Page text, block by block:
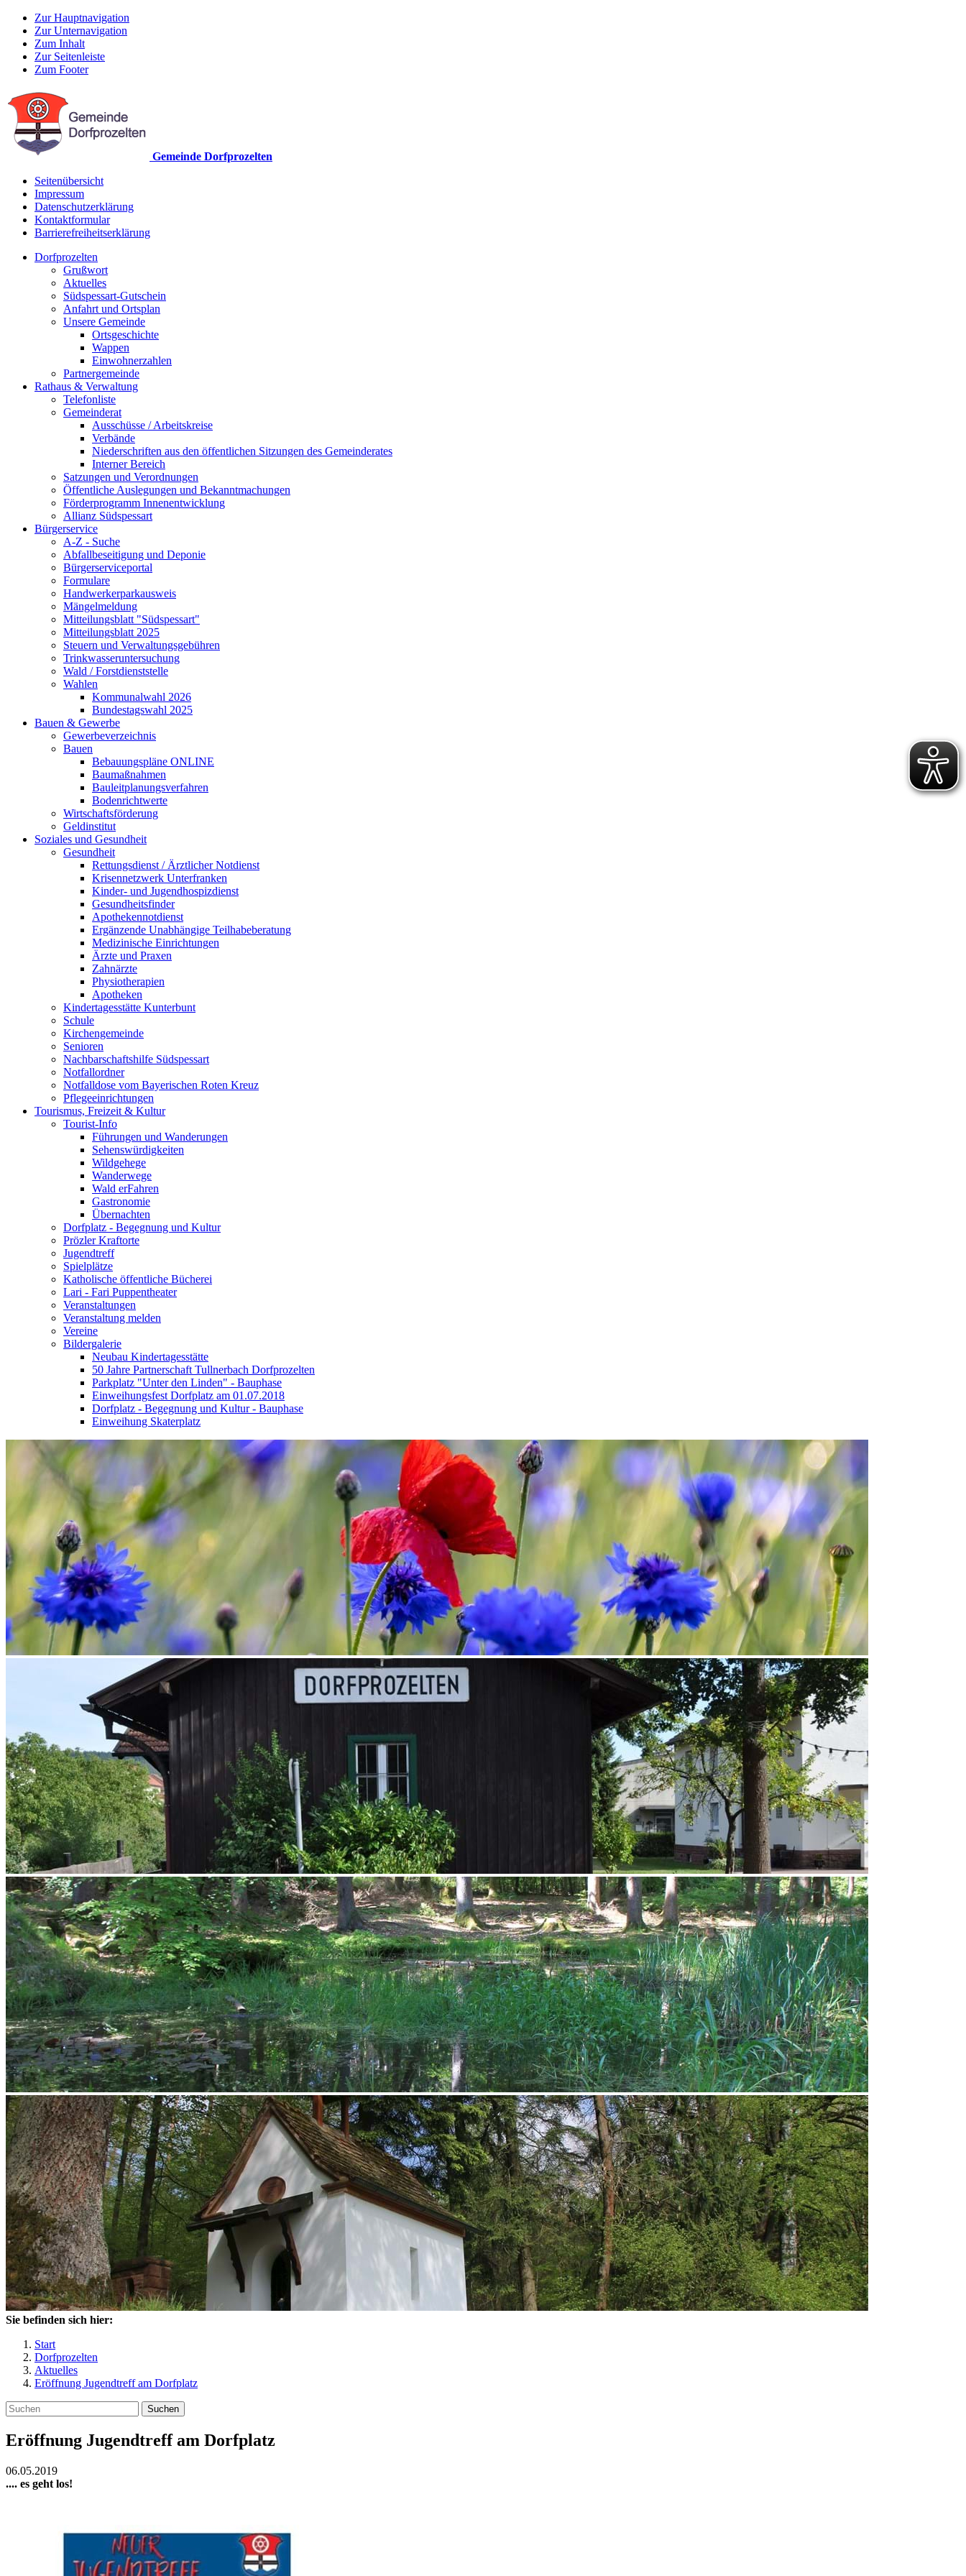
Zur Hauptnavigation
Zur Unternavigation
Zum Inhalt
Zur Seitenleiste
Zum Footer
Gemeinde Dorfprozelten
Seitenübersicht
Impressum
Datenschutzerklärung
Kontaktformular
Barrierefreiheitserklärung
Dorfprozelten
Grußwort
Aktuelles
Südspessart-Gutschein
Anfahrt und Ortsplan
Unsere Gemeinde
Ortsgeschichte
Wappen
Einwohnerzahlen
Partnergemeinde
Rathaus & Verwaltung
Telefonliste
Gemeinderat
Ausschüsse / Arbeitskreise
Verbände
Niederschriften aus den öffentlichen Sitzungen des Gemeinderates
Interner Bereich
Satzungen und Verordnungen
Öffentliche Auslegungen und Bekanntmachungen
Förderprogramm Innenentwicklung
Allianz Südspessart
Bürgerservice
A-Z - Suche
Abfallbeseitigung und Deponie
Bürgerserviceportal
Formulare
Handwerkerparkausweis
Mängelmeldung
Mitteilungsblatt "Südspessart"
Mitteilungsblatt 2025
Steuern und Verwaltungsgebühren
Trinkwasseruntersuchung
Wald / Forstdienststelle
Wahlen
Kommunalwahl 2026
Bundestagswahl 2025
Bauen & Gewerbe
Gewerbeverzeichnis
Bauen
Bebauungspläne ONLINE
Baumaßnahmen
Bauleitplanungsverfahren
Bodenrichtwerte
Wirtschaftsförderung
Geldinstitut
Soziales und Gesundheit
Gesundheit
Rettungsdienst / Ärztlicher Notdienst
Krisennetzwerk Unterfranken
Kinder- und Jugendhospizdienst
Gesundheitsfinder
Apothekennotdienst
Ergänzende Unabhängige Teilhabeberatung
Medizinische Einrichtungen
Ärzte und Praxen
Zahnärzte
Physiotherapien
Apotheken
Kindertagesstätte Kunterbunt
Schule
Kirchengemeinde
Senioren
Nachbarschaftshilfe Südspessart
Notfallordner
Notfalldose vom Bayerischen Roten Kreuz
Pflegeeinrichtungen
Tourismus, Freizeit & Kultur
Tourist-Info
Führungen und Wanderungen
Sehenswürdigkeiten
Wildgehege
Wanderwege
Wald erFahren
Gastronomie
Übernachten
Dorfplatz - Begegnung und Kultur
Prözler Kraftorte
Jugendtreff
Spielplätze
Katholische öffentliche Bücherei
Lari - Fari Puppentheater
Veranstaltungen
Veranstaltung melden
Vereine
Bildergalerie
Neubau Kindertagesstätte
50 Jahre Partnerschaft Tullnerbach Dorfprozelten
Parkplatz "Unter den Linden" - Bauphase
Einweihungsfest Dorfplatz am 01.07.2018
Dorfplatz - Begegnung und Kultur - Bauphase
Einweihung Skaterplatz
Sie befinden sich hier:
Start
Dorfprozelten
Aktuelles
Eröffnung Jugendtreff am Dorfplatz
Suchen
Eröffnung Jugendtreff am Dorfplatz
06.05.2019
.... es geht los!